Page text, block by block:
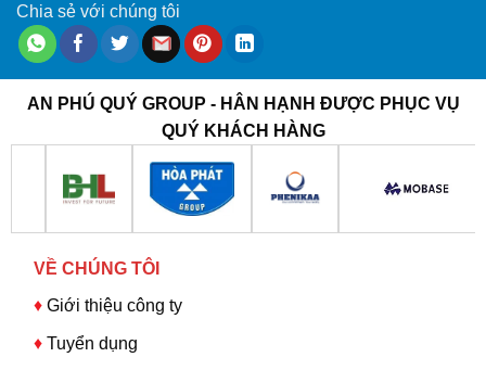
Chia sẻ với chúng tôi
AN PHÚ QUÝ GROUP - HÂN HẠNH ĐƯỢC PHỤC VỤ
QUÝ KHÁCH HÀNG
VỀ CHÚNG TÔI
♦ Giới thiệu công ty
♦Tuyển dụng